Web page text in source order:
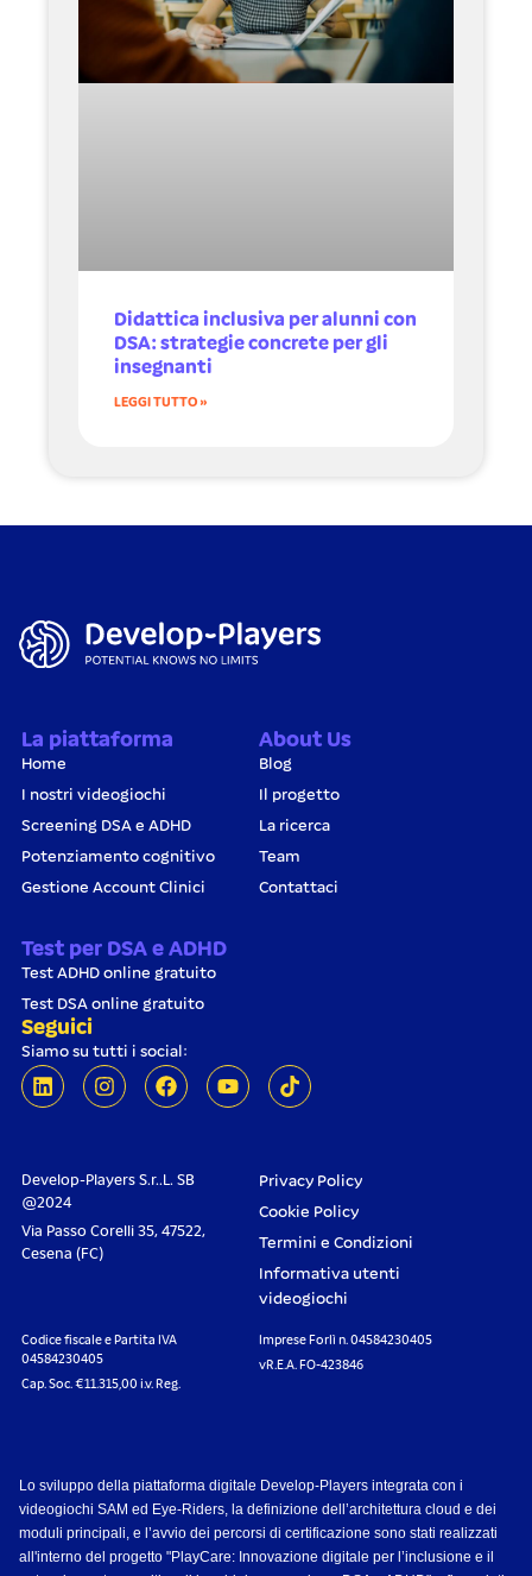
Didattica inclusiva per alunni con
DSA: strategie concrete per gli
insegnanti
LEGGI TUTTO »
La piattaforma
Home
I nostri videogiochi
Screening DSA e ADHD
Potenziamento cognitivo
Gestione Account Clinici
About Us
Blog
Il progetto
La ricerca
Team
Contattaci
Test per DSA e ADHD
Test ADHD online gratuito
Test DSA online gratuito
Seguici
Siamo su tutti i social:
Develop-Players S.r..L. SB
@2024
Via Passo Corelli 35, 47522,
Cesena (FC)
Privacy Policy
Cookie Policy
Termini e Condizioni
Informativa utenti
videogiochi
Codice fiscale e Partita IVA
04584230405
Cap. Soc. €11.315,00 i.v. Reg.
Imprese Forlì n. 04584230405
vR.E.A. FO-423846
Lo sviluppo della piattaforma digitale Develop-Players integrata con i
videogiochi SAM ed Eye-Riders, la definizione dell’architettura cloud e dei
moduli principali, e l’avvio dei percorsi di certificazione sono stati realizzati
all'interno del progetto "PlayCare: Innovazione digitale per l’inclusione e il